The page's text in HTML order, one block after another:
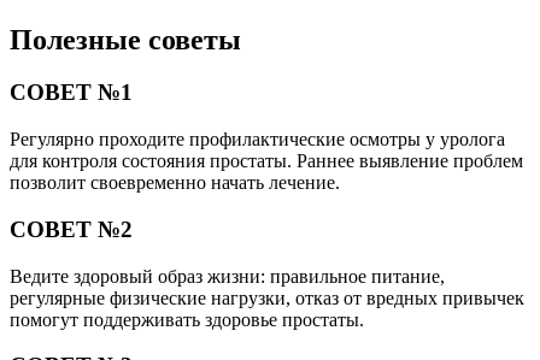
Полезные советы
СОВЕТ №1
Регулярно проходите профилактические осмотры у уролога
для контроля состояния простаты. Раннее выявление проблем
позволит своевременно начать лечение.
СОВЕТ №2
Ведите здоровый образ жизни: правильное питание,
регулярные физические нагрузки, отказ от вредных привычек
помогут поддерживать здоровье простаты.